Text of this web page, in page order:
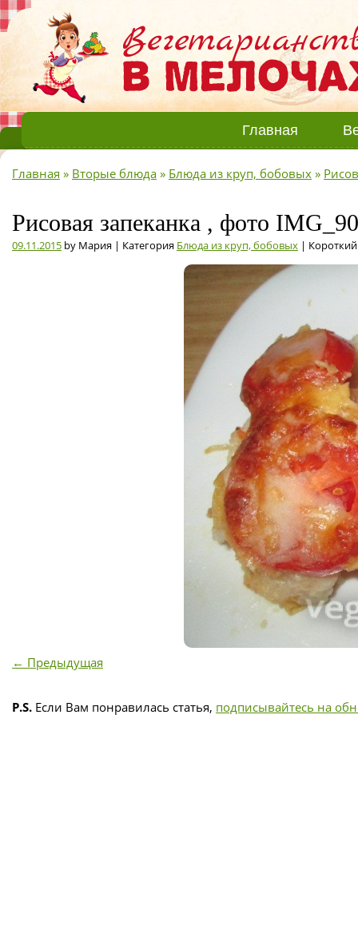
Главная
Главная » Вторые блюда » Блюда из круп, бобовых »
Рисовая запеканка , фото
09.11.2015 by Мария | Категория Блюда из круп, бобовых |
← Предыдущая
P.S. Если Вам понравилась статья, подписывайтесь на